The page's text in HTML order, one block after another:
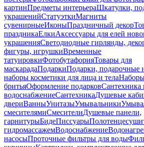
картинПредметы интерьераШкатулки,
украшенийСтатуэткиМагниты
сувенирныеИконыПраздничный декор
праздникаЕлкиАксессуары для елей
украшенияСветодиодные гирлянды,
фигуры, игрушкиВременные
татуировкиФотобутафорияТовары для
маскарадаПодаркиПодарки, подарочные
наборы косметики для лица и тела
бритьяОформление подарковСантехника
водоснабжениеСантехникаДушевые
двериВанныУнитазыУмывальники
смесителямиСмесителиДушевые панели,
гарнитурыБидеПиссуары
гидромассажемВодоснабжение
насосыПроточные фильтры для воды